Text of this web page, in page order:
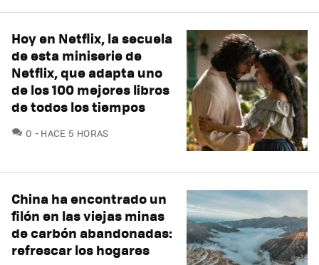
Hoy en Netflix, la secuela
de esta miniserie de
Netflix, que adapta uno
de los 100 mejores libros
de todos los tiempos
0 COMENTARIOS
HACE 5 HORAS
China ha encontrado un
filón en las viejas minas
de carbón abandonadas:
refrescar los hogares